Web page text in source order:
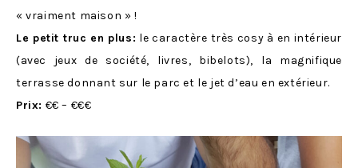
« vraiment maison » !
Le petit truc en plus: le caractère très cosy à en intérieur
(avec jeux de société, livres, bibelots), la magnifique
terrasse donnant sur le parc et le jet d’eau en extérieur.
Prix: €€ – €€€